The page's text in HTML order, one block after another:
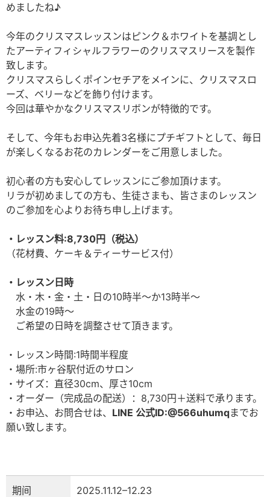
めましたね♪
今年のクリスマスレッスンはピンク＆ホワイトを基調とし
たアーティフィシャルフラワーのクリスマスリースを製作
致します。
クリスマスらしくポインセチアをメインに、クリスマスロ
ーズ、ベリーなどを飾り付けます。
今回は華やかなクリスマスリボンが特徴的です。
そして、今年もお申込先着3名様にプチギフトとして、毎日
が楽しくなるお花のカレンダーをご用意しました。
初心者の方も安心してレッスンにご参加頂けます。
リラが初めましての方も、生徒さまも、皆さまのレッスン
のご参加を心よりお待ち申し上げます。
・レッスン料:8,730円（税込）
（花材費、ケーキ＆ティーサービス付）⁡⁡
・レッスン日時⁡
水・木・金・土・日の10時半〜か13時半〜⁡
水金の19時〜⁡
ご希望の日時を調整させて頂きます。⁡
・レッスン時間:1時間半程度⁡
・場所:市ヶ谷駅付近のサロン⁡
・サイズ：直径30cm、厚さ10cm
・オーダー（完成品の配送）：8,730円＋送料で承ります。
・お申込、お問合せは、 LINE 公式ID:@566uhumqまでお
願い致します。⁡
期间 2025.11.12–12.23